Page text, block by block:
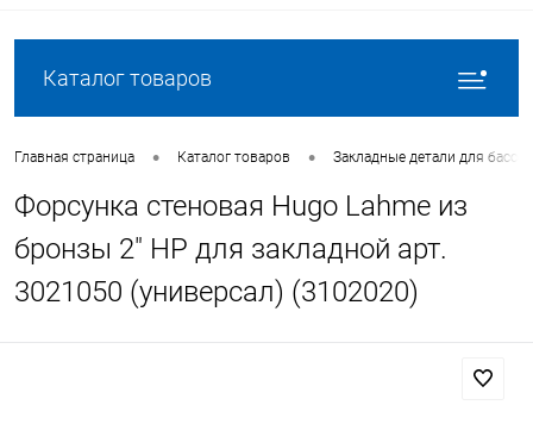
Каталог товаров
Главная страница • Каталог товаров • Закладные детали для
Форсунка стеновая Hugo Lahme из
бронзы 2" НР для закладной арт.
3021050 (универсал) (3102020)